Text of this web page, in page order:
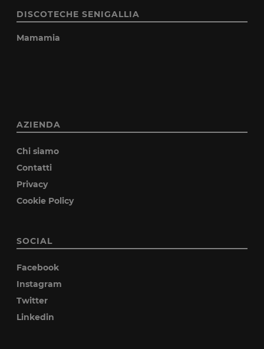
DISCOTECHE SENIGALLIA
Mamamia
AZIENDA
Chi siamo
Contatti
Privacy
Cookie Policy
SOCIAL
Facebook
Instagram
Twitter
Linkedin